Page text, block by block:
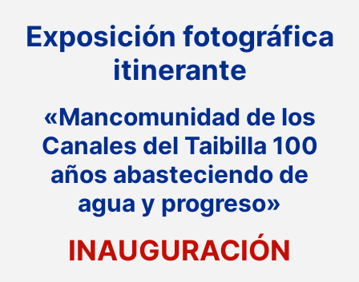
Exposición fotográfica
itinerante
«Mancomunidad de los
Canales del Taibilla 100
años abasteciendo de
agua y progreso»
INAUGURACIÓN